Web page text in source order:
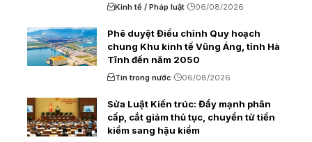
Kinh tế / Pháp luật 06/08/2026
Phê duyệt Điều chỉnh Quy hoạch
chung Khu kinh tế Vũng Áng, tỉnh Hà
Tĩnh đến năm 2050
Tin trong nước 06/08/2026
Sửa Luật Kiến trúc: Đẩy mạnh phân
cấp, cắt giảm thủ tục, chuyển từ tiền
kiểm sang hậu kiểm